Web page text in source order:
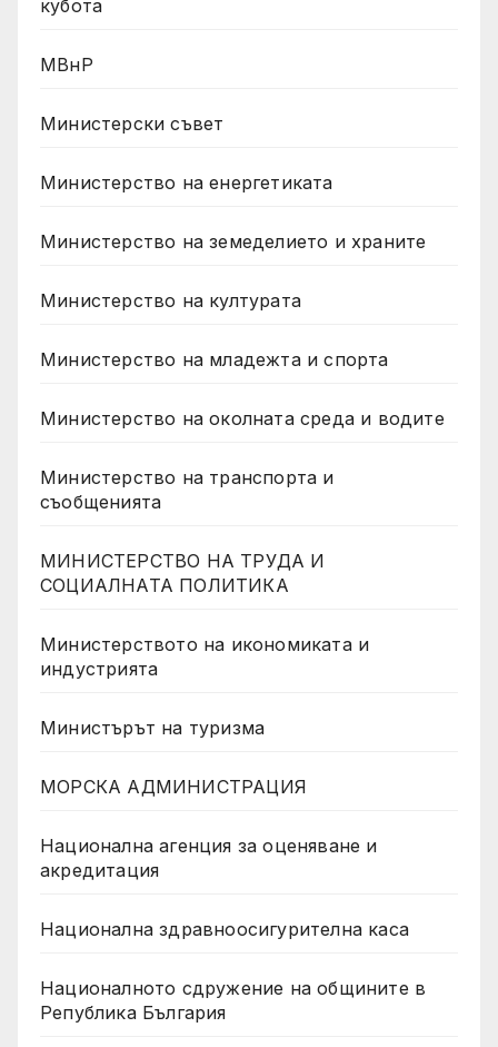
кубота
МВнР
Министерски съвет
Министерство на енергетиката
Министерство на земеделието и храните
Министерство на културата
Министерство на младежта и спорта
Министерство на околната среда и водите
Министерство на транспорта и
съобщенията
МИНИСТЕРСТВО НА ТРУДА И
СОЦИАЛНАТА ПОЛИТИКА
Министерството на икономиката и
индустрията
Министърът на туризма
МОРСКА АДМИНИСТРАЦИЯ
Национална агенция за оценяване и
акредитация
Национална здравноосигурителна каса
Националното сдружение на общините в
Република България